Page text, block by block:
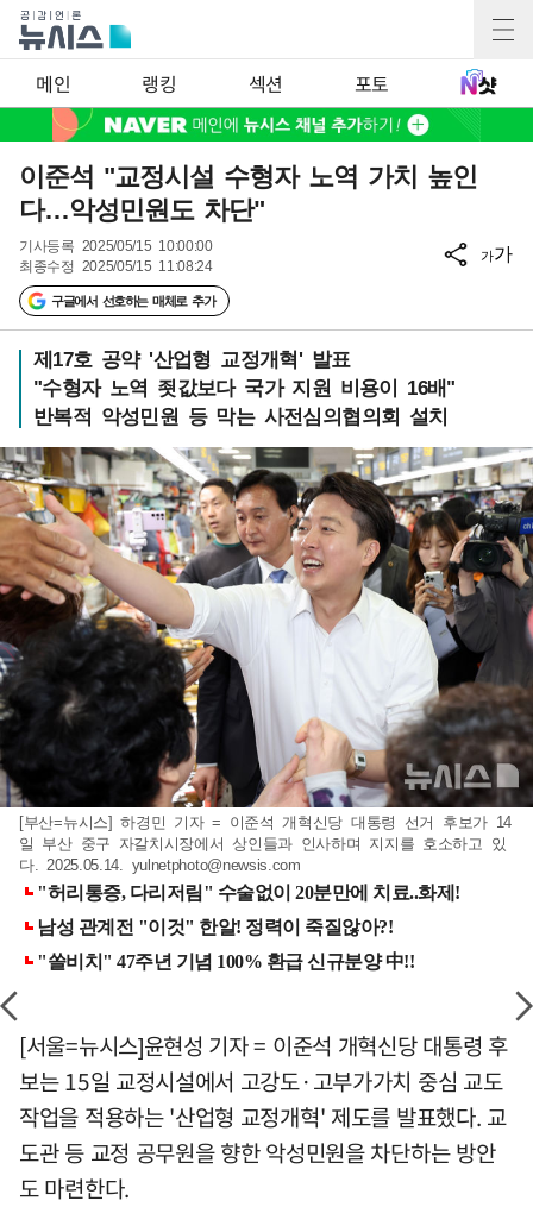
메인 랭킹 섹션 포토
이준석 "교정시설 수형자 노역 가치 높인
다…악성민원도 차단"
기사등록 2025/05/15 10:00:00
최종수정 2025/05/15 11:08:24
구글에서 선호하는 매체로 추가
가가
제17호 공약 '산업형 교정개혁' 발표
"수형자 노역 죗값보다 국가 지원 비용이 16배"
반복적 악성민원 등 막는 사전심의협의회 설치
[부산=뉴시스] 하경민 기자 = 이준석 개혁신당 대통령 선거 후보가 14
일 부산 중구 자갈치시장에서 상인들과 인사하며 지지를 호소하고 있
다. 2025.05.14. yulnetphoto@newsis.com
[서울=뉴시스]윤현성 기자 = 이준석 개혁신당 대통령 후
보는 15일 교정시설에서 고강도·고부가가치 중심 교도
작업을 적용하는 '산업형 교정개혁' 제도를 발표했다. 교
도관 등 교정 공무원을 향한 악성민원을 차단하는 방안
도 마련한다.